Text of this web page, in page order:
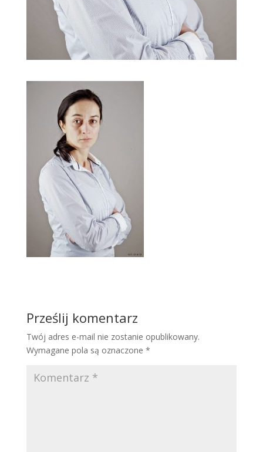
Prześlij komentarz
Twój adres e-mail nie zostanie opublikowany.
Wymagane pola są oznaczone *